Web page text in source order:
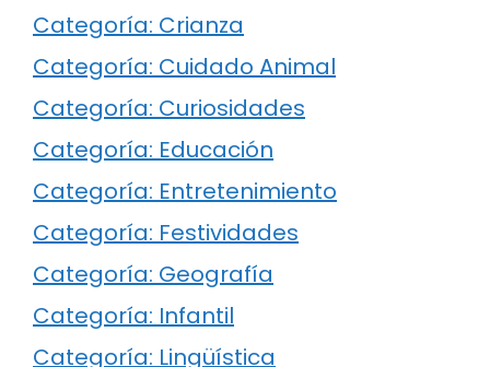
Categoría: Crianza
Categoría: Cuidado Animal
Categoría: Curiosidades
Categoría: Educación
Categoría: Entretenimiento
Categoría: Festividades
Categoría: Geografía
Categoría: Infantil
Categoría: Lingüística